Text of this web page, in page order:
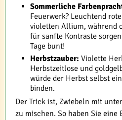
Sommerliche
Feuerwerk? Leuchtend
violetten Allium, während
für sanfte Kontraste
Tage bunt!
Herbstzauber: Violette
Herbstzeitlose und
würde der Herbst selbst
binden.
Der Trick ist, Zwiebeln mit
zu mischen. So haben Sie eine